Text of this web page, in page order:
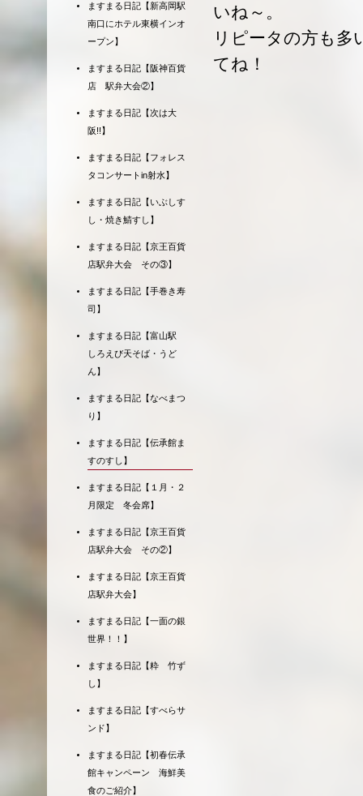
いね～。
リピータの方も多
てね！
ますまる日記【新高岡駅
南口にホテル東横インオ
ープン】
ますまる日記【阪神百貨
店 駅弁大会②】
ますまる日記【次は大
阪!!】
ますまる日記【フォレス
タコンサートin射水】
ますまる日記【いぶしす
し・焼き鯖すし】
ますまる日記【京王百貨
店駅弁大会 その③】
ますまる日記【手巻き寿
司】
ますまる日記【富山駅
しろえび天そば・うど
ん】
ますまる日記【なべまつ
り】
ますまる日記【伝承館ま
すのすし】
ますまる日記【１月・２
月限定 冬会席】
ますまる日記【京王百貨
店駅弁大会 その②】
ますまる日記【京王百貨
店駅弁大会】
ますまる日記【一面の銀
世界！！】
ますまる日記【粋 竹ず
し】
ますまる日記【すべらサ
ンド】
ますまる日記【初春伝承
館キャンペーン 海鮮美
食のご紹介】